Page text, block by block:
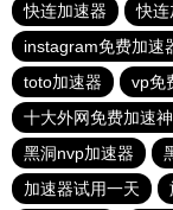
快连加速器
快连
instagram免费加速
toto加速器
vp免
十大外网免费加速
黑洞nvp加速器
加速器试用一天